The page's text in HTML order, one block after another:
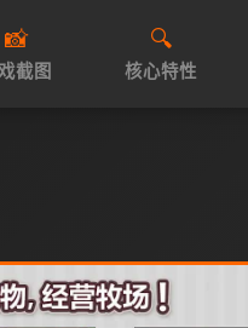
📸
截图
🔍
核心特性